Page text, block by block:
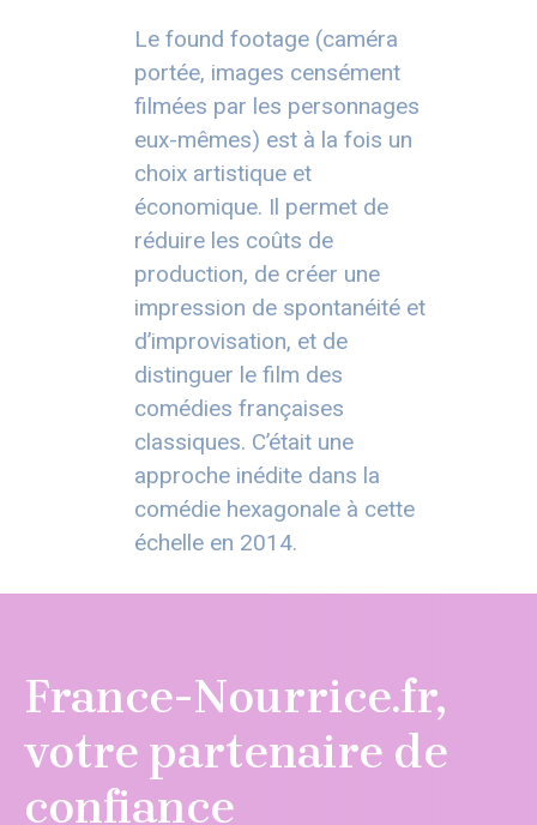
Le found footage (caméra
portée, images censément
filmées par les personnages
eux-mêmes) est à la fois un
choix artistique et
économique. Il permet de
réduire les coûts de
production, de créer une
impression de spontanéité et
d’improvisation, et de
distinguer le film des
comédies françaises
classiques. C’était une
approche inédite dans la
comédie hexagonale à cette
échelle en 2014.
France-Nourrice.fr,
votre partenaire de
confiance